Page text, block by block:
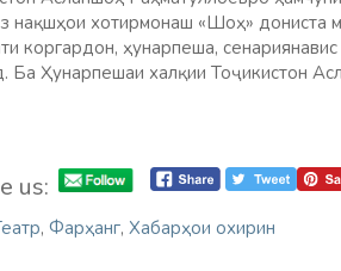
нақшҳои хотирмонаш «Шоҳ» дониста
коргардон, ҳунарпеша,
Ба Ҳунарпешаи халқии Тоҷикистон
us:
, Фарҳанг, Хабарҳои охирин